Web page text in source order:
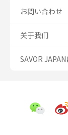
お問い合わせ
关于我们
SAVOR